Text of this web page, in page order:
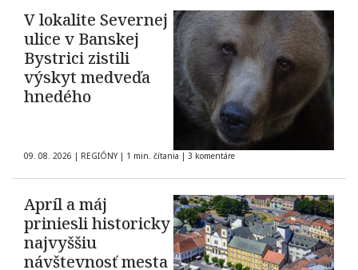
V lokalite Severnej
ulice v Banskej
Bystrici zistili
výskyt medveďa
hnedého
09. 08. 2026 | REGIÓNY | 1 min. čítania | 3 komentáre
Apríl a máj
priniesli historicky
najvyššiu
návštevnosť mesta